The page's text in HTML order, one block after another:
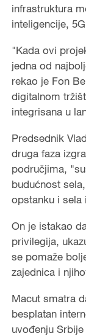
infrastruktura
inteligencije,
"Kada ovi
jedna od
rekao je Fon
digitalnom
integrisana u
Predsednik
druga faza
područjima,
budućnost
opstanku i sela
On je istakao
privilegija,
se pomaže
zajednica i
Macut smatra
besplatan
uvođenju